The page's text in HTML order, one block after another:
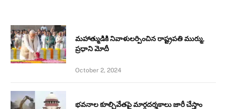
మహాత్ముడికి నివాళులర్పించిన రాష్ట్రపతి ముర్ము,
ప్రధాని మోదీ
October 2, 2024
భవనాల కూల్చివేతపై మార్గదర్శకాలు జారీ చేస్తాం